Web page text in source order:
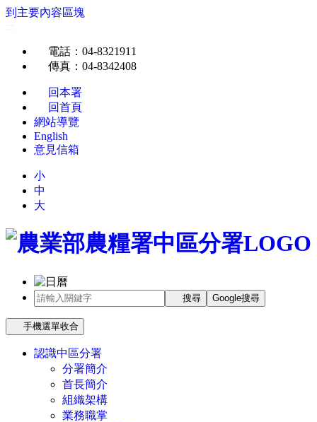
到主要內容區塊
電話 ：04-8321911
傳真 ：04-8342408
回本署
回首頁
網站導覽
English
意見信箱
小
中
大
搜尋 Google搜尋
手機選單收合
認識中區分署
分署簡介
首長簡介
組織架構
業務職掌